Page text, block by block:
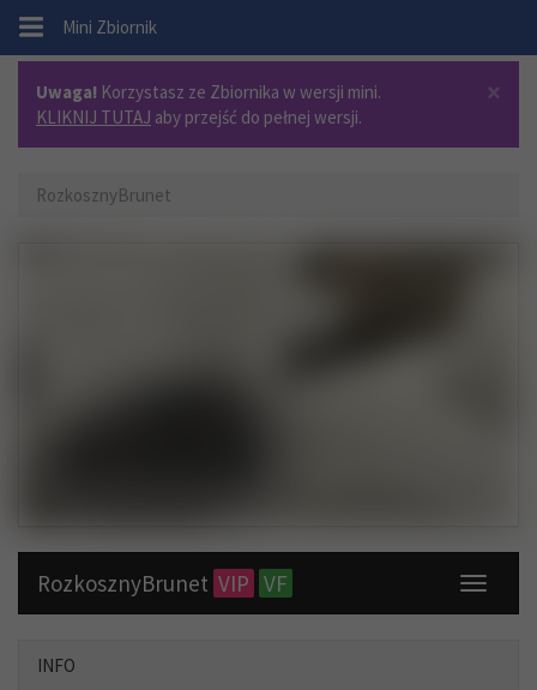
. Mini Zbiornik
×
Uwaga! Korzystasz ze Zbiornika w wersji mini.
KLIKNIJ TUTAJ aby przejść do pełnej wersji.
RozkosznyBrunet
Toggle
RozkosznyBrunet VIP VF
INFO